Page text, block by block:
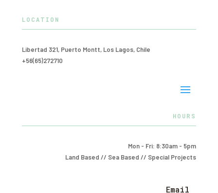
LOCATION
Libertad 321, Puerto Montt, Los Lagos, Chile
+56(65)272710
HOURS
Mon - Fri: 8:30am - 5pm
Land Based // Sea Based // Special Projects